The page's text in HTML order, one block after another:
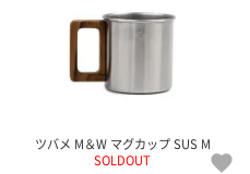
ツバメ M＆W マグカップ SUS M
SOLDOUT